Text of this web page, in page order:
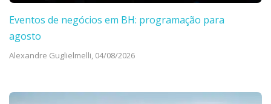
Eventos de negócios em BH: programação para
agosto
Alexandre Guglielmelli, 04/08/2026